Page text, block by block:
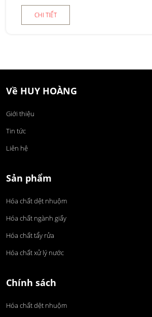
CHI TIẾT
Về HUY HOÀNG
Giới thiệu
Tin tức
Liên hệ
Sản phẩm
Hóa chất dệt nhuộm
Hóa chất ngành giấy
Hóa chất tẩy rửa
Hóa chất xử lý nước
Chính sách
Hóa chất dệt nhuộm